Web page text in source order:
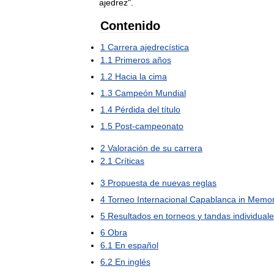
ajedrez".
Contenido
1 Carrera ajedrecística
1 1 Primeros años
1 2 Hacia la cima
1 3 Campeón Mundial
1 4 Pérdida del título
1 5 Post-campeonato
2 Valoración de su carrera
2 1 Críticas
3 Propuesta de nuevas reglas
4 Torneo Internacional Capablanca in
5 Resultados en torneos y tandas
6 Obra
6 1 En español
6 2 En inglés